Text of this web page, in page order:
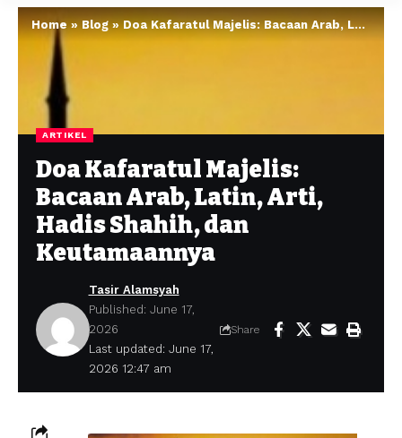
Home » Blog »Doa Kafaratul Majelis: Bacaan Arab, Latin, Arti, Hadis Shahih, dan Keutamaannya
ARTIKEL
Doa Kafaratul Majelis:
Bacaan Arab, Latin, Arti,
Hadis Shahih, dan
Keutamaannya
Last updated: June 17,
2026 12:47 am
Tasir Alamsyah
Published: June 17,
2026
Share